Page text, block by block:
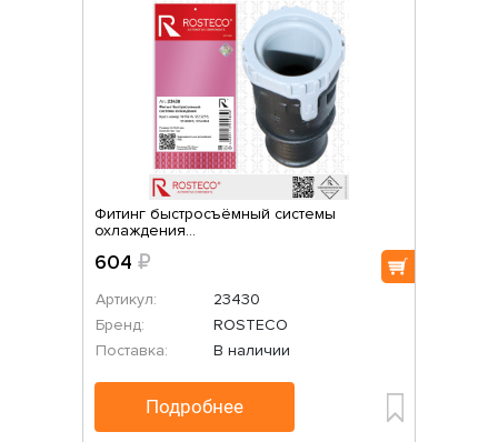
Фитинг быстросъёмный системы
охлаждения...
604 ₽
Артикул:
23430
Бренд:
ROSTECO
Поставка:
В наличии
Подробнее